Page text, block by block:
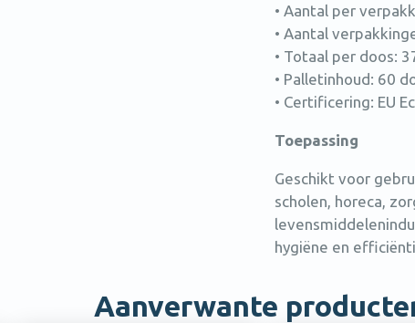
• Aantal per
• Aantal
• Totaal per doos:
• Palletinhoud: 60
• Certificering: EU
Toepassing
Geschikt voor
scholen, horeca,
hygiëne en
Aanverwante